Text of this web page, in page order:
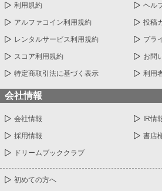
利用規約 ヘル
アルファコイン利用規約 投稿
レンタルサービス利用規約 プラ
スコア利用規約 お問
特定商取引法に基づく表示 利用
会社情報
会社情報 IR情
採用情報 書店
ドリームブッククラブ
初めての方へ